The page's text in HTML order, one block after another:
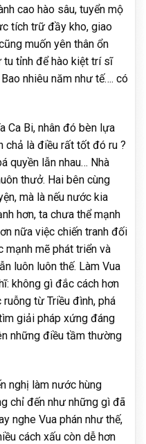
cao hào sâu, tuyển mộ
tích trữ đầy kho, giao
muốn yên thân ổn
tu tỉnh để hào kiệt trí sĩ
nhiêu năm như tế…. có
Ca Bi, nhân đó bèn lựa
chả là điều rất tốt đó ru ?
quyền lẫn nhau… Nhà
thưở. Hai bên cùng
mà là nếu nước kia
hơn, ta chưa thể mạnh
nữa việc chiến tranh đối
mẽ phát triển và
luôn luôn thế. Làm Vua
không gì đắc cách hơn
ruỗng từ Triều đình, phá
giải pháp xứng đáng
những điều tầm thường
nghị làm nước hùng
chỉ đến như những gì đã
nghe Vua phán như thế,
cách xấu còn dễ hơn